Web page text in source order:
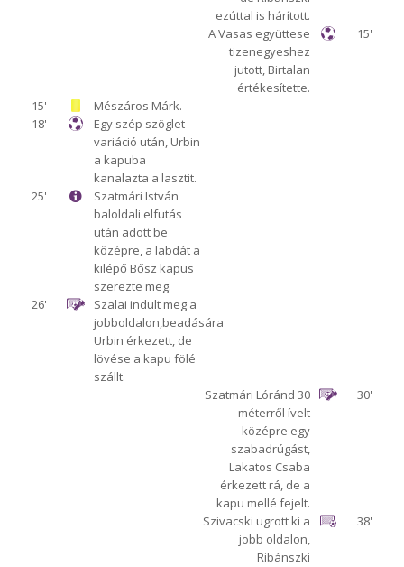
ezúttal is hárított.
15'
A Vasas együttese
tizenegyeshez
jutott, Birtalan
értékesítette.
15'
Mészáros Márk.
18'
Egy szép szöglet
variáció után, Urbin
a kapuba
kanalazta a lasztit.
25'
Szatmári István
baloldali elfutás
után adott be
középre, a labdát a
kilépő Bősz kapus
szerezte meg.
26'
Szalai indult meg a
jobboldalon,beadására
Urbin érkezett, de
lövése a kapu fölé
szállt.
30'
Szatmári Lóránd 30
méterről ívelt
középre egy
szabadrúgást,
Lakatos Csaba
érkezett rá, de a
kapu mellé fejelt.
38'
Szivacski ugrott ki a
jobb oldalon,
Ribánszki